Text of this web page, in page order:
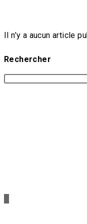
Il n’y a aucun article
Rechercher